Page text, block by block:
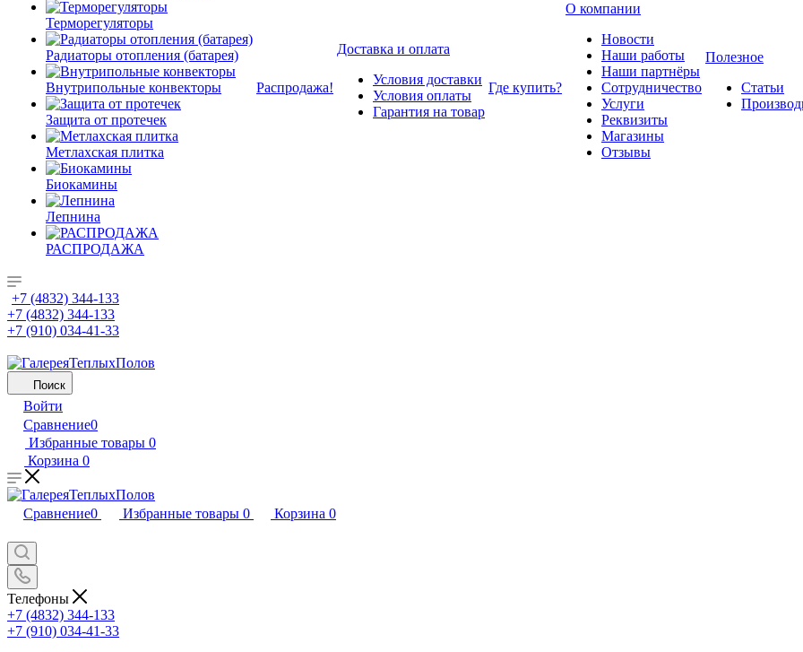
Терморегуляторы
Радиаторы отопления (батарея)
Внутрипольные конвекторы
Защита от протечек
Метлахская плитка
Биокамины
Лепнина
РАСПРОДАЖА
Распродажа!
Доставка и оплата
Условия доставки
Условия оплаты
Гарантия на товар
Где купить?
О компании
Новости
Наши работы
Наши партнёры
Сотрудничество
Услуги
Реквизиты
Магазины
Отзывы
Полезное
Статьи
+7 (4832) 344-133
+7 (4832) 344-133
+7 (910) 034-41-33
Поиск
Войти
Сравнение0
Избранные товары 0
Корзина 0
Сравнение0 Избранные товары 0 Корзина 0
Телефоны
+7 (4832) 344-133
+7 (910) 034-41-33